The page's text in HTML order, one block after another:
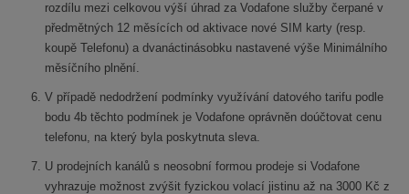
rozdílu mezi celkovou výší úhrad za Vodafone služby čerpané v
předmětných 12 měsících od aktivace nové SIM karty (resp.
koupě Telefonu) a dvanáctinásobku nastavené výše Minimálního
měsíčního plnění.
V případě nedodržení podmínky využívání datového tarifu podle
bodu 4b těchto podmínek je Vodafone oprávněn doúčtovat cenu
telefonu, na který byla poskytnuta sleva.
U prodejních kanálů s neosobní formou prodeje si Vodafone
vyhrazuje možnost zvýšit fyzickou volací jistinu až na 3000 Kč z